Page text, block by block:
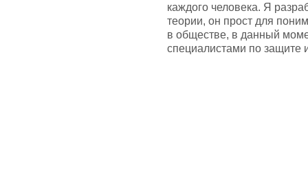
каждого человека. Я
теории, он прост для
в обществе, в данный
специалистами по защите